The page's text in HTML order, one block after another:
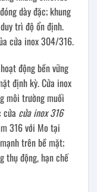
dày đặc; khung
trì độ ổn định.
cửa inox 304/316.
động bền vững
định kỳ. Cửa inox
môi trường muối
cửa cửa inox 316
316 với Mo tại
trên bề mặt;
thụ động, hạn chế